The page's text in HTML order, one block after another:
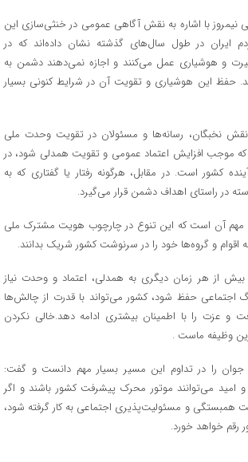
نیمروز با اشاره به نقش آگاهی عمومی در خنثی‌سازی این
ایران در طول سال‌های گذشته نشان داده‌اند که در
و هوشیاری عمل می‌کنند و اجازه نمی‌دهند دشمن به
حفظ این هوشیاری و تقویت آن در شرایط کنونی بسیار
نخبگان، رسانه‌ها و مسئولان در تقویت وحدت ملی
موجب افزایش اعتماد عمومی و تقویت همدلی شود، در
کشور است. در مقابل، هرگونه رفتار یا گفتاری که به
در راستای اهداف دشمن قرار می‌گیرد.
مهم آن است که این تنوع در چارچوب هویت مشترک ملی
و گروه‌ها خود را در سرنوشت کشور شریک بدانند.
بیش از هر زمان دیگری به همدلی، اعتماد و وحدت نیاز
اجتماعی حفظ شود، کشور می‌تواند با قدرت از چالش‌ها
و عزت را با اطمینان بیشتری ادامه دهد.خالی نکردن
وظیفه ماست .
را در تداوم این مسیر بسیار مهم دانست و گفت:
و امید می‌توانند موتور محرک پیشرفت کشور باشند و اگر
همبستگی و مسئولیت‌پذیری اجتماعی به کار گرفته شود،
رقم خواهد خورد.